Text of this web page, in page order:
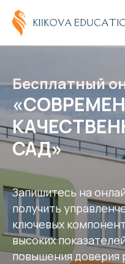
Бесплатный
«
САД»
Запишитесь на
получить
ключевых
высоких
повышения доверия